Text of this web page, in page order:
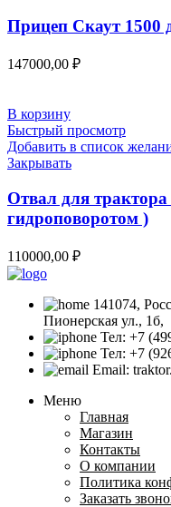
Прицеп Скаут 1500
147000,00 ₽
В корзину
Быстрый просмотр
Добавить в список
Закрывать
Отвал для
гидроповоротом )
110000,00 ₽
141074,
Пионерская ул., 1б,
Тел: +7
Тел: +7
Email:
Меню
Главная
Магазин
Контакты
О компании
Политика
Заказать